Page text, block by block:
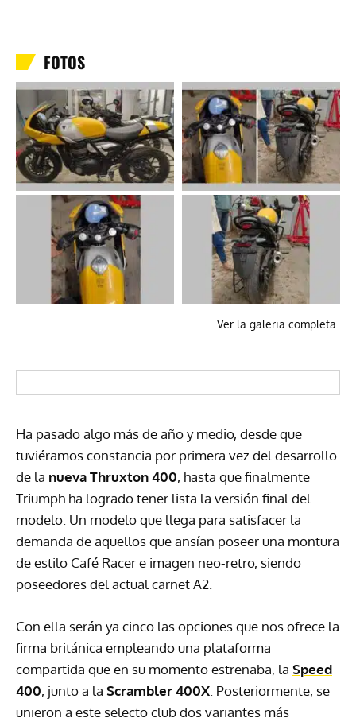
FOTOS
Ver la galeria completa
Ha pasado algo más de año y medio, desde que
tuviéramos constancia por primera vez del desarrollo
de la nueva Thruxton 400, hasta que finalmente
Triumph ha logrado tener lista la versión final del
modelo. Un modelo que llega para satisfacer la
demanda de aquellos que ansían poseer una montura
de estilo Café Racer e imagen neo-retro, siendo
poseedores del actual carnet A2.
Con ella serán ya cinco las opciones que nos ofrece la
firma británica empleando una plataforma
compartida que en su momento estrenaba, la Speed
400, junto a la Scrambler 400X . Posteriormente, se
unieron a este selecto club dos variantes más